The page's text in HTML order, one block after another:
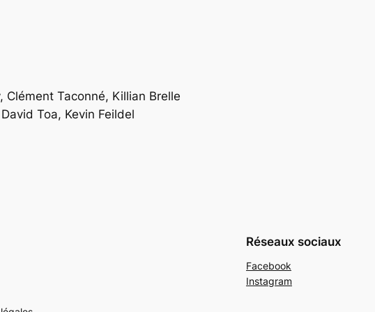
Clément Taconné, Killian Brelle
Toa, Kevin Feildel
Réseaux sociaux
Facebook
Instagram